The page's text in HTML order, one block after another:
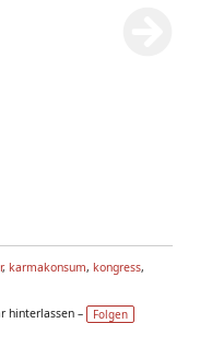
, karmakonsum, kongress,
hinterlassen –
Folgen